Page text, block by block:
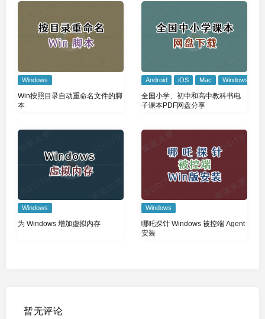
Windows
Win按照目录自动重命名文件的脚
本
Android iOS Mac Windows
全国小学、初中和高中教科书电
子课本PDF网盘分享
Windows
为 Windows 增加虚拟内存
Windows
哪吒探针 Windows 被控端 Agent
安装
暂无评论